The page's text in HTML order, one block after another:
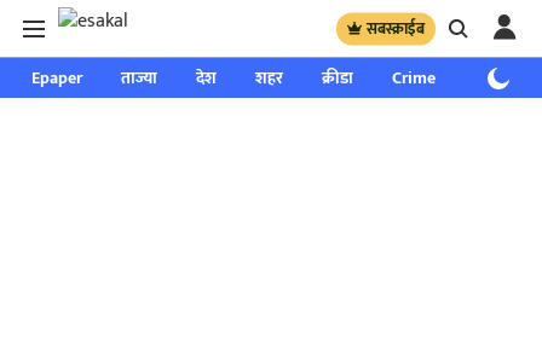
सबस्क्राईब
Epaper ताज्या देश शहर क्रीडा Crime साप्ताहिक